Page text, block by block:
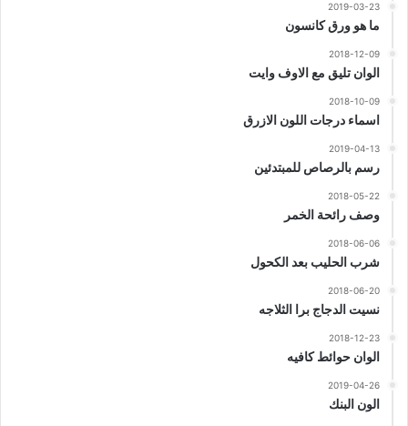
2019-03-23
ما هو ورق كانسون
2018-12-09
الوان تليق مع الاوف وايت
2018-10-09
اسماء درجات اللون الازرق
2019-04-13
رسم بالرصاص للمبتدئين
2018-05-22
وصف رائحة الخمر
2018-06-06
شرب الحليب بعد الكحول
2018-06-20
نسيت الدجاج برا الثلاجه
2018-12-23
الوان حوائط كافيه
2019-04-26
الون البنك